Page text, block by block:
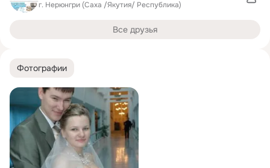
Фотографии
г. Нерюнгри (Саха /Якутия/ Республика)
Все друзья